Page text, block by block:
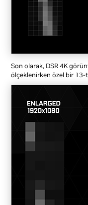
Son olarak, DSR 4K
ölçeklenirken özel bir